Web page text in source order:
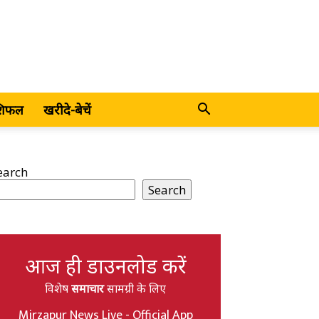
खरीदे-बेचें
Search
आज ही डाउनलोड करें
विशेषसमाचारसामग्री के लिए